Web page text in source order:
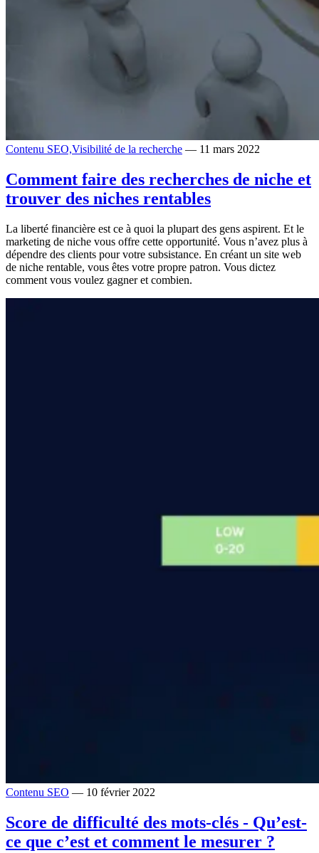
Contenu SEO,Visibilité de la recherche — 11 mars 2022
Comment faire des recherches de niche et
trouver des niches rentables
La liberté financière est ce à quoi la plupart des gens aspirent. Et le
marketing de niche vous offre cette opportunité. Vous n’avez plus à
dépendre des clients pour votre subsistance. En créant un site web
de niche rentable, vous êtes votre propre patron. Vous dictez
comment vous voulez gagner et combien.
Contenu SEO — 10 février 2022
Score de difficulté des mots-clés - Qu’est-
ce que c’est et comment le mesurer ?